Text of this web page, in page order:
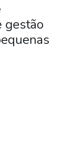
gestão